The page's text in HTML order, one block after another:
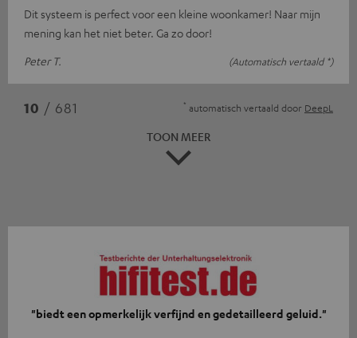
Dit systeem is perfect voor een kleine woonkamer! Naar mijn
mening kan het niet beter. Ga zo door!
Peter T.
(Automatisch vertaald *)
10 / 681 * automatisch vertaald door DeepL
TOON MEER
"biedt een opmerkelijk verfijnd en gedetailleerd geluid."